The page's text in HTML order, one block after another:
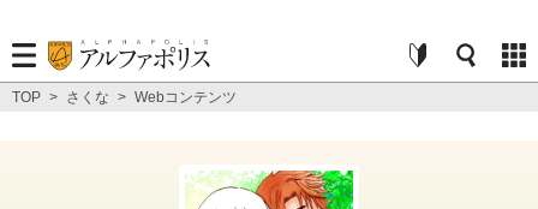
TOP > さくな > Webコンテンツ